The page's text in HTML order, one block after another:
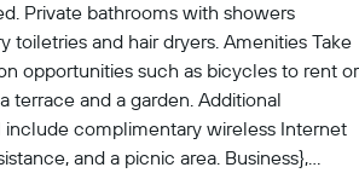
Private bathrooms with showers
toiletries and hair dryers. Amenities Take
opportunities such as bicycles to rent or
terrace and a garden. Additional
include complimentary wireless Internet
and a picnic area. Business},